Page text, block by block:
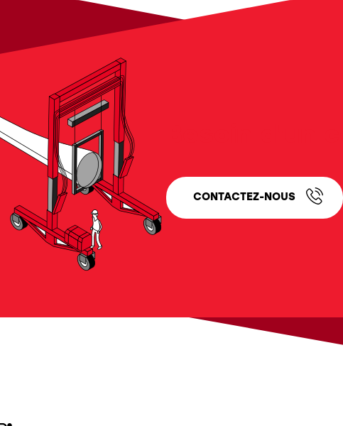
CONTACTEZ-NOUS